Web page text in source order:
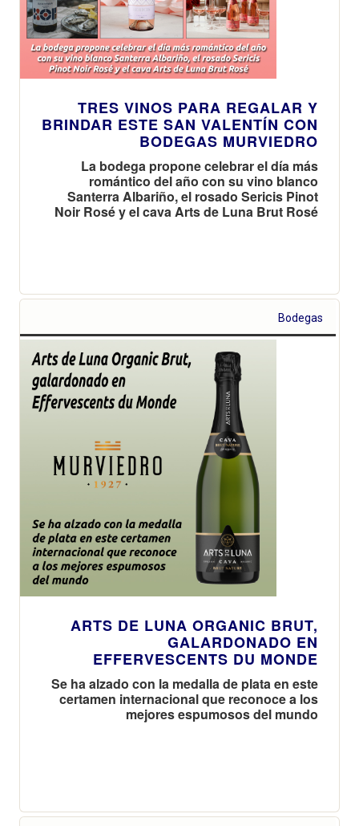
TRES VINOS PARA REGALAR Y
BRINDAR ESTE SAN VALENTÍN CON
BODEGAS MURVIEDRO
La bodega propone celebrar el día más
romántico del año con su vino blanco
Santerra Albariño, el rosado Sericis Pinot
Noir Rosé y el cava Arts de Luna Brut Rosé
Bodegas
ARTS DE LUNA ORGANIC BRUT,
GALARDONADO EN
EFFERVESCENTS DU MONDE
Se ha alzado con la medalla de plata en este
certamen internacional que reconoce a los
mejores espumosos del mundo